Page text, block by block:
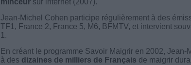
Jean-Michel Cohen participe régulièrement à des
TF1, France 2, France 5, M6, BFMTV, et intervient
1.
En créant le programme Savoir Maigrir en 2002, Jean-
à des dizaines de milliers de Français de maigrir